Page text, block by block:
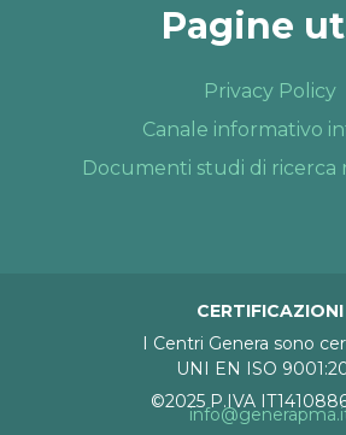
Pagine
Privacy Policy
Canale informativo
Documenti studi di ricerca
CERTIFICAZIONI
I Centri Genera sono
UNI EN ISO
©2025 P.IVA